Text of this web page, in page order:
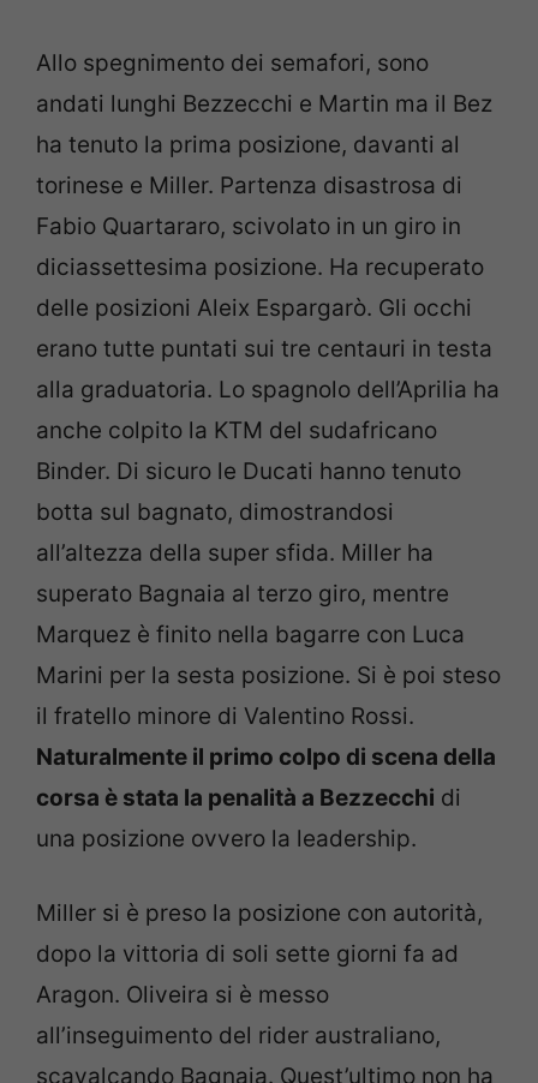
Allo spegnimento dei semafori, sono
andati lunghi Bezzecchi e Martin ma il Bez
ha tenuto la prima posizione, davanti al
torinese e Miller. Partenza disastrosa di
Fabio Quartararo, scivolato in un giro in
diciassettesima posizione. Ha recuperato
delle posizioni Aleix Espargarò. Gli occhi
erano tutte puntati sui tre centauri in testa
alla graduatoria. Lo spagnolo dell’Aprilia ha
anche colpito la KTM del sudafricano
Binder. Di sicuro le Ducati hanno tenuto
botta sul bagnato, dimostrandosi
all’altezza della super sfida. Miller ha
superato Bagnaia al terzo giro, mentre
Marquez è finito nella bagarre con Luca
Marini per la sesta posizione. Si è poi steso
il fratello minore di Valentino Rossi.
Naturalmente il primo colpo di scena della
corsa è stata la penalità a Bezzecchi di
una posizione ovvero la leadership.
Miller si è preso la posizione con autorità,
dopo la vittoria di soli sette giorni fa ad
Aragon. Oliveira si è messo
all’inseguimento del rider australiano,
scavalcando Bagnaia. Quest’ultimo non ha